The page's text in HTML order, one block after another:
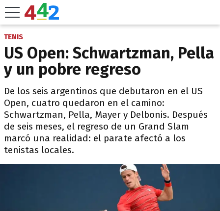
TENIS
US Open: Schwartzman, Pella
y un pobre regreso
De los seis argentinos que debutaron en el US
Open, cuatro quedaron en el camino:
Schwartzman, Pella, Mayer y Delbonis. Después
de seis meses, el regreso de un Grand Slam
marcó una realidad: el parate afectó a los
tenistas locales.